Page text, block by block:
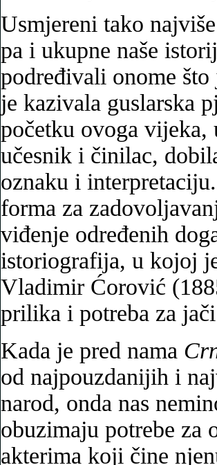
Usmjereni tako
pa i ukupne naše
podređivali onome što
je kazivala guslarska
početku ovoga vijeka,
učesnik i činilac,
oznaku i
forma za
viđenje određenih
istoriografija, u kojoj
Vladimir Ćorović
prilika i potreba za
Kada je pred nama
od najpouzdanijih i
narod, onda nas
obuzimaju potrebe za
akterima koji čine